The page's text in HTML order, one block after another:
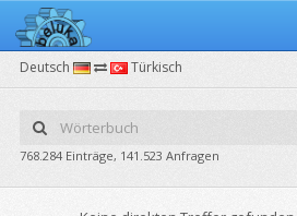
Deutsch Türkisch
768.284 Einträge, 141.523 Anfragen